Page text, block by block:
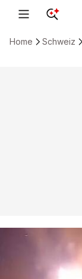
Home Schweiz